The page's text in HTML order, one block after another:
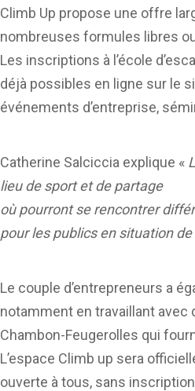
Climb Up propose une offre
nombreuses formules libres
Les inscriptions à l’école
déjà possibles en ligne sur le
événements d’entreprise,
Catherine Salciccia explique «
lieu de sport et de partage
où pourront se rencontrer
pour les publics en situation
Le couple d’entrepreneurs a
notamment en travaillant avec
Chambon-Feugerolles qui
L’espace Climb up sera
ouverte à tous, sans